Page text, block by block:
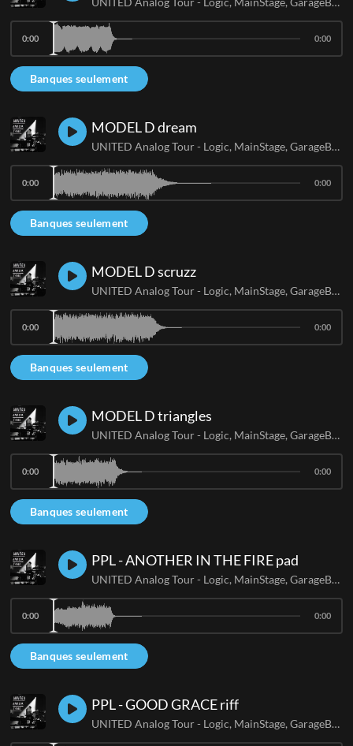
Banques seulement
0:00 0:00
MODEL D dream
UNITED Analog Tour - Logic, MainStage, GarageBand
Banques seulement
0:00 0:00
MODEL D scruzz
UNITED Analog Tour - Logic, MainStage, GarageBand
Banques seulement
0:00 0:00
MODEL D triangles
UNITED Analog Tour - Logic, MainStage, GarageBand
Banques seulement
0:00 0:00
PPL - ANOTHER IN THE FIRE pad
UNITED Analog Tour - Logic, MainStage, GarageBand
Banques seulement
0:00 0:00
PPL - GOOD GRACE riff
UNITED Analog Tour - Logic, MainStage, GarageBand